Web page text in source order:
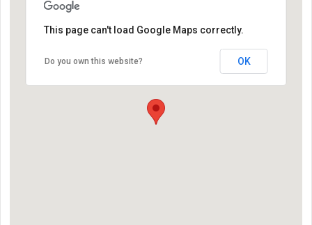
This page can't load Google Maps correctly.
Do you own this website? OK